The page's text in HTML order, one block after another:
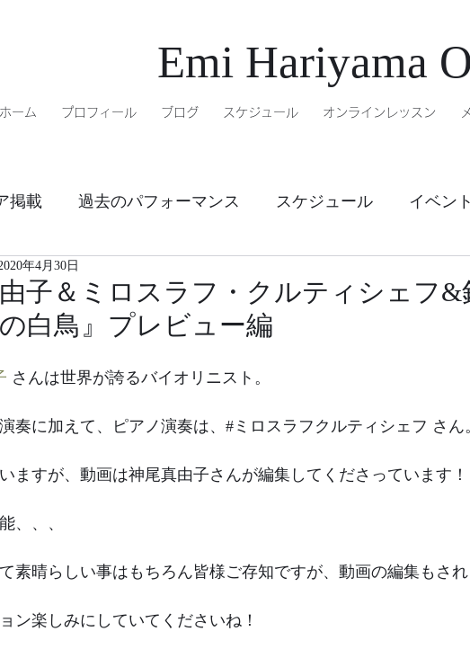
Emi Hariyama
ホーム プロフィール ブログ スケジュール オンラインレッスン
掲載 過去のパフォーマンス スケジュール イベン
ジュール
子＆ミロスラフ・クルティシェフ&
の白鳥』プレビュー編
年4月30日
さんは世界が誇るバイオリニスト。
奏に加えて、ピアノ演奏は、#ミロスラフクルティシェフ さん
ますが、動画は神尾真由子さんが編集してくださっています！
、、、
素晴らしい事はもちろん皆様ご存知ですが、動画の編集もさ
ン楽しみにしていてくださいね！